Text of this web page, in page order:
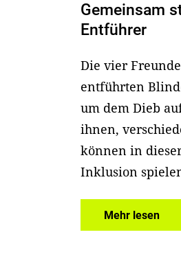
Gemeinsam
Entführer
Die vier
entführten
um dem Dieb
ihnen,
können in
Inklusion
Mehr lesen